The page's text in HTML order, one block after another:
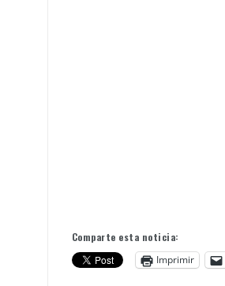
Comparte esta noticia:
Imprimir